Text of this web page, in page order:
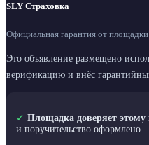
SLY Страховка
Официальная гарантия от площадки
Это объявление размещено
верификацию и внёс
✓ Площадка доверяет этому
и поручительство оформлено